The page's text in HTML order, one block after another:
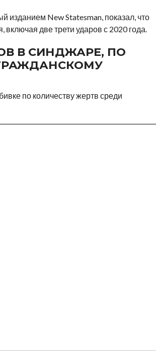
New Statesman, показал, что
включая две трети ударов с 2020 года.
В СИНДЖАРЕ, ПО
по количеству жертв среди